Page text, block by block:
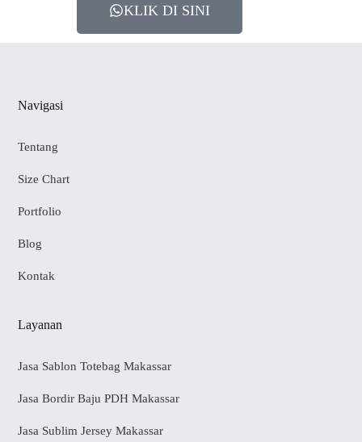
KLIK DI SINI
Navigasi
Tentang
Size Chart
Portfolio
Blog
Kontak
Layanan
Jasa Sablon Totebag Makassar
Jasa Bordir Baju PDH Makassar
Jasa Sublim Jersey Makassar